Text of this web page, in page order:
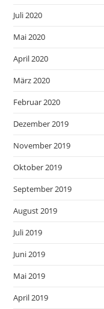
Juli 2020
Mai 2020
April 2020
März 2020
Februar 2020
Dezember 2019
November 2019
Oktober 2019
September 2019
August 2019
Juli 2019
Juni 2019
Mai 2019
April 2019